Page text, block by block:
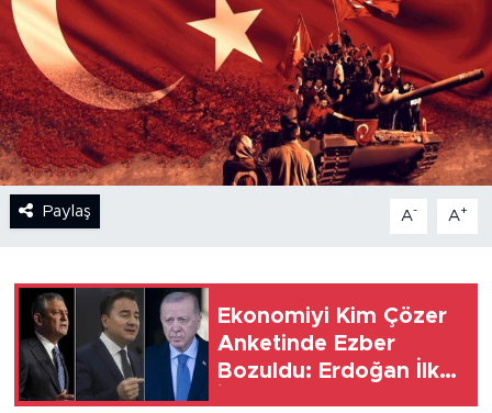
Paylaş A- A+
Ekonomiyi Kim Çözer
Anketinde Ezber
Bozuldu: Erdoğan İlk
NOSTALJİ
KULİS
YAZARLAR
DİNİ
EKONOMİ
SPOR